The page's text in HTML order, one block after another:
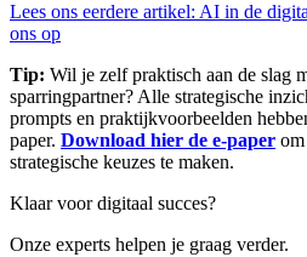
Lees ons eerdere artikel: AI in de
ons op
Tip: Wil je zelf praktisch aan de slag
sparringpartner? Alle strategische
prompts en praktijkvoorbeelden
paper. Download hier de e-paper
strategische keuzes te maken.
Klaar voor digitaal succes?
Onze experts helpen je graag verder.